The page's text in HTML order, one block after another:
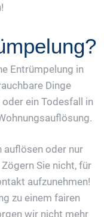
Entrümpelung in
Dinge
ein Todesfall in
auflösen oder nur
Sie nicht, für
aufzunehmen!
zu einem fairen
wir nicht mehr